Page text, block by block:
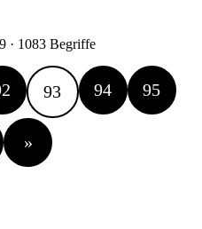
· 1083 Begriffe
93 94 95
»